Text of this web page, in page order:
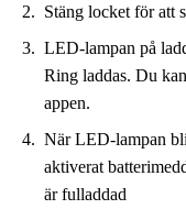
Stäng locket för att
LED-lampan på
Ring laddas. Du
appen.
När LED-lampan
aktiverat
är fulladdad